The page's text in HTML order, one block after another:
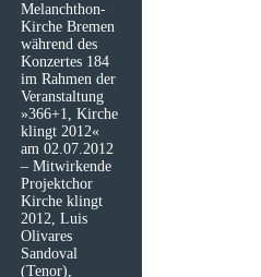
Melanchthon-
Kirche Bremen
während des
Konzertes 184
im Rahmen der
Veranstaltung
»366+1, Kirche
klingt 2012«
am 02.07.2012
– Mitwirkende
Projektchor
Kirche klingt
2012, Luis
Olivares
Sandoval
(Tenor),